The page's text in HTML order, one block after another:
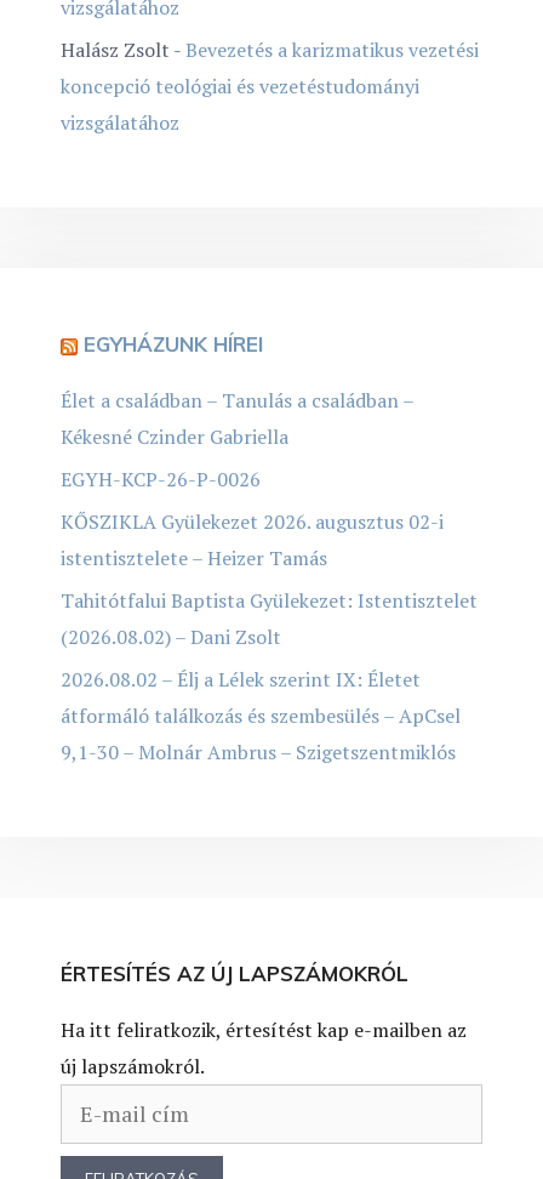
vizsgálatához
Halász Zsolt -Bevezetés a karizmatikus vezetési
koncepció teológiai és vezetéstudományi
vizsgálatához
EGYHÁZUNK HÍREI
Élet a családban – Tanulás a családban –
Kékesné Czinder Gabriella
EGYH-KCP-26-P-0026
KŐSZIKLA Gyülekezet 2026. augusztus 02-i
istentisztelete – Heizer Tamás
Tahitótfalui Baptista Gyülekezet: Istentisztelet
(2026.08.02) – Dani Zsolt
2026.08.02 – Élj a Lélek szerint IX: Életet
átformáló találkozás és szembesülés – ApCsel
9,1-30 – Molnár Ambrus – Szigetszentmiklós
ÉRTESÍTÉS AZ ÚJ LAPSZÁMOKRÓL
Ha itt feliratkozik, értesítést kap e-mailben az
új lapszámokról.